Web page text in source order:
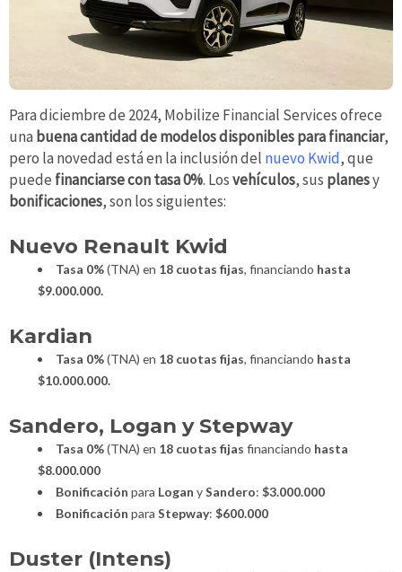
Para diciembre de 2024, Mobilize Financial Services ofrece
una buena cantidad de modelos disponibles para financiar,
pero la novedad está en la inclusión del nuevo Kwid, que
puede financiarse con tasa 0%. Losvehículos, sus planesy
bonificaciones, son los siguientes:
Nuevo Renault Kwid
Tasa 0%(TNA) en 18 cuotas fijas, financiando hasta
$9.000.000.
Kardian
Tasa 0%(TNA) en 18 cuotas fijas, financiando hasta
$10.000.000.
Sandero, Logan y Stepway
Tasa 0%(TNA) en 18 cuotas fijas financiando hasta
$8.000.000
Bonificación para Logan ySandero: $3.000.000
Bonificación para Stepway: $600.000
Duster (Intens)